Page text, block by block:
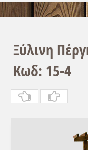
Ξύλινη
Κωδ: 15-4